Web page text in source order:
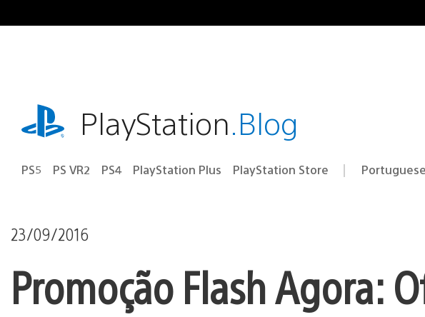
para
playstation.comPlayStation.Blog
PS5 PS VR2 PS4 PlayStation Plus PlayStation Store Selecione
Região
23/09/2016
Promoção Flash Agora: